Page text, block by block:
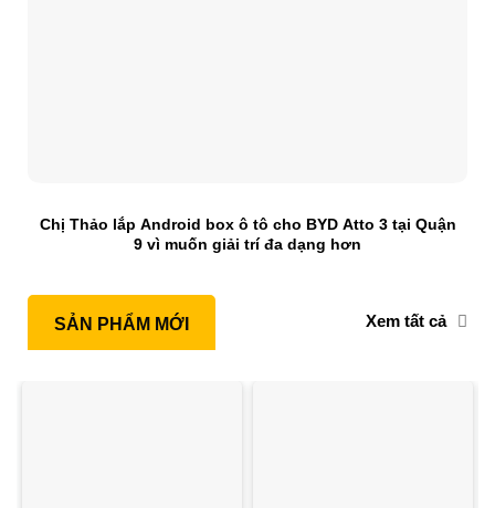
Chị Thảo lắp Android box ô tô cho BYD Atto 3 tại Quận
9 vì muốn giải trí đa dạng hơn
SẢN PHẨM MỚI Xem tất cả